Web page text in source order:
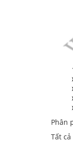
Phân
Tất